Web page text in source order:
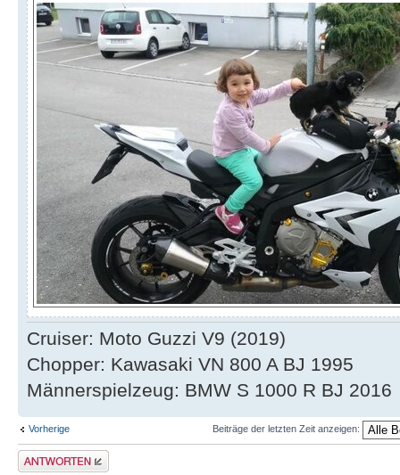
Cruiser: Moto Guzzi V9 (2019)
Chopper: Kawasaki VN 800 A BJ 1995
Männerspielzeug: BMW S 1000 R BJ 2016
Vorherige Beiträge der letzten Zeit anzeigen:
Antwort erstellen